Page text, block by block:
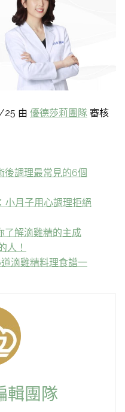
25 由 優德莎莉團隊 審核
後調理最常見的6個
小月子用心調理拒絕
了解滴雞精的主成
人！
滴雞精料理食譜一
輯團隊